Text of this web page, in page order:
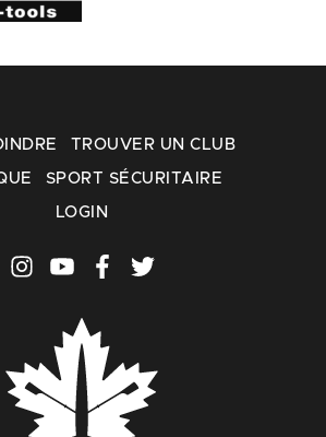
TROUVER UN CLUB
SPORT SÉCURITAIRE
LOGIN